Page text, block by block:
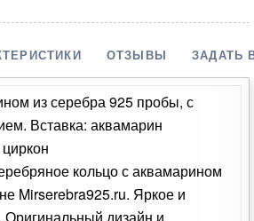
ОТЗЫВЫ ЗАДАТЬ
из серебра 925 пробы, с
Вставка: аквамарин
кольцо с аквамарином
Mirserebra925.ru. Яркое и